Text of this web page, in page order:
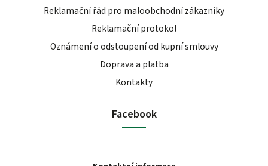
Reklamační řád pro maloobchodní zákazníky
Reklamační protokol
Oznámení o odstoupení od kupní smlouvy
Doprava a platba
Kontakty
Facebook